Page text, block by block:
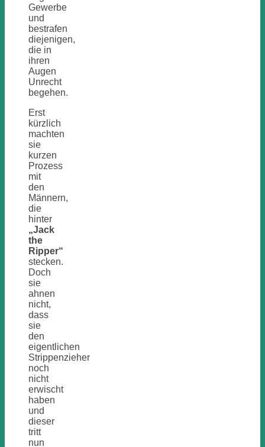
Gewerbe
und
bestrafen
diejenigen,
die in
ihren
Augen
Unrecht
begehen.
Erst
kürzlich
machten
sie
kurzen
Prozess
mit
den
Männern,
die
hinter
„Jack
the
Ripper“
stecken.
Doch
sie
ahnen
nicht,
dass
sie
den
eigentlichen
Strippenzieher
noch
nicht
erwischt
haben
und
dieser
tritt
nun